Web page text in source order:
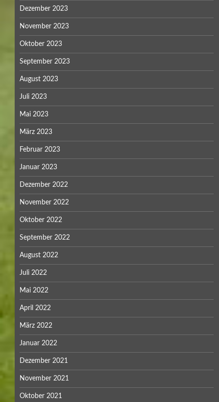
Dezember 2023
November 2023
Oktober 2023
September 2023
August 2023
Juli 2023
Mai 2023
März 2023
Februar 2023
Januar 2023
Dezember 2022
November 2022
Oktober 2022
September 2022
August 2022
Juli 2022
Mai 2022
April 2022
März 2022
Januar 2022
Dezember 2021
November 2021
Oktober 2021